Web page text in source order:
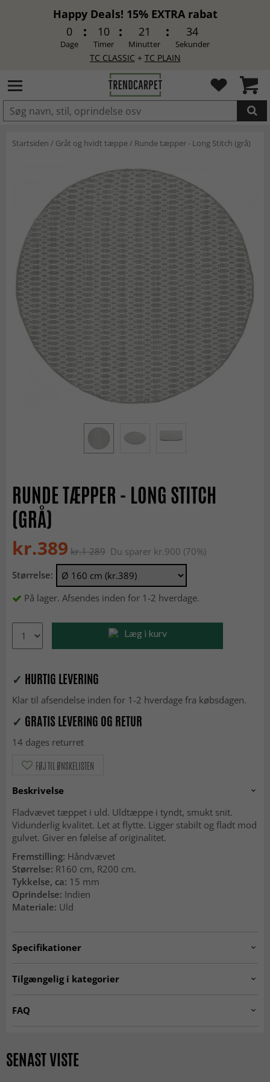
Happy Deals! 15% EXTRA rabat
0
Dage
10
Timer
21
Minutter
34
Sekunder
TC CLASSIC + TC PLAIN
LAGT I INDKØBSKURVEN.
Startsiden / Gråt og hvidt tæppe/ Runde tæpper - Long Stitch (grå)
RUNDE TÆPPER - LONG STITCH
(GRÅ)
kr.389 kr.1 289 Du sparer kr.900 (70%)
Størrelse:
På lager. Afsendes inden for 1-2 hverdage.
Læg i kurv
✓ HURTIG LEVERING
Klar til afsendelse inden for 1-2 hverdage fra købsdagen.
✓ GRATIS LEVERING OG RETUR
14 dages returret
FØJ TIL ØNSKELISTEN
Beskrivelse
Fladvævet tæppet i uld. Uldtæppe i tyndt, smukt snit.
Vidunderlig kvalitet. Let at flytte. Ligger stabilt og fladt mod
gulvet. Giver en følelse af originalitet.
Fremstilling: Håndvævet
Størrelse: R160 cm, R200 cm.
Tykkelse, ca: 15 mm
Oprindelse: Indien
Materiale: Uld
Specifikationer
Tilgængelig i kategorier
R 200 cm
FAQ
et stilrent og sammenhængende udtryk.
SENAST VISTE